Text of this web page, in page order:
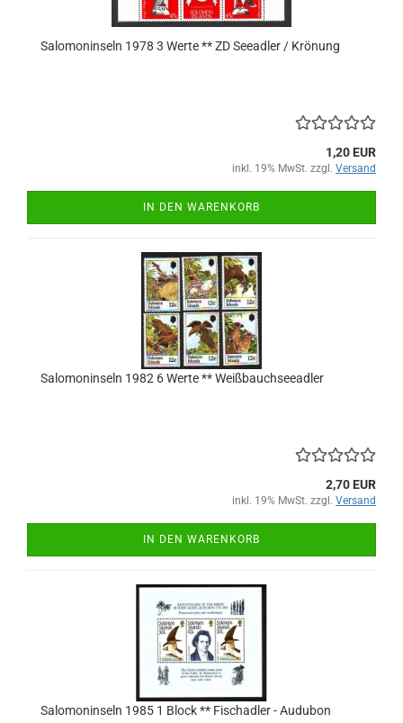
Salomoninseln 1978 3 Werte ** ZD Seeadler / Krönung
1,20 EUR
inkl. 19% MwSt. zzgl. Versand
IN DEN WARENKORB
Salomoninseln 1982 6 Werte ** Weißbauchseeadler
2,70 EUR
inkl. 19% MwSt. zzgl. Versand
IN DEN WARENKORB
Salomoninseln 1985 1 Block ** Fischadler - Audubon